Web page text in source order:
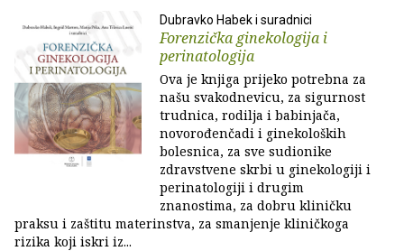
Dubravko Habek i suradnici
Forenzička ginekologija i
perinatologija
Ova je knjiga prijeko potrebna za
našu svakodnevicu, za sigurnost
trudnica, rodilja i babinjača,
novorođenčadi i ginekoloških
bolesnica, za sve sudionike
zdravstvene skrbi u ginekologiji i
perinatologiji i drugim
znanostima, za dobru kliničku
praksu i zaštitu materinstva, za smanjenje kliničkoga
rizika koji iskri iz...